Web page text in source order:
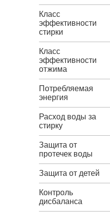
Класс
эффективности
стирки
Класс
эффективности
отжима
Потребляемая
энергия
Расход воды за
стирку
Защита от
протечек воды
Защита от детей
Контроль
дисбаланса